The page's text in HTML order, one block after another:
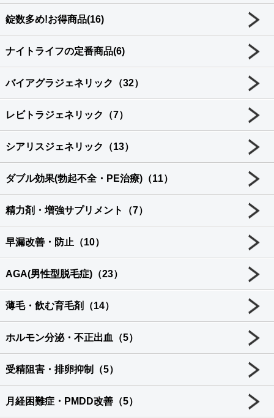
錠数多め!お得商品(16)
ナイトライフの定番商品(6)
バイアグラジェネリック（32）
レビトラジェネリック（7）
シアリスジェネリック（13）
ダブル効果(勃起不全・PE治療)（11）
精力剤・増強サプリメント（7）
早漏改善・防止（10）
AGA(男性型脱毛症)（23）
薄毛・飲む育毛剤（14）
ホルモン分泌・不正出血（5）
受精阻害・排卵抑制（5）
月経困難症・PMDD改善（5）